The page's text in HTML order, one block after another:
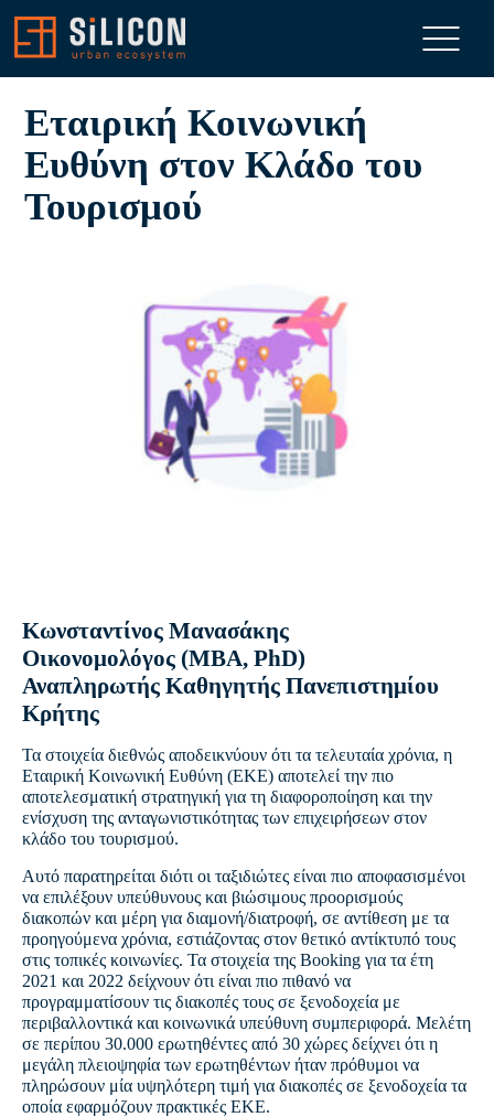
Εταιρική Κοινωνική
Ευθύνη στον Κλάδο του
Τουρισμού
Κωνσταντίνος Μανασάκης
Οικονομολόγος (MBA, PhD)
Αναπληρωτής Καθηγητής Πανεπιστημίου
Κρήτης
Τα στοιχεία διεθνώς αποδεικνύουν ότι τα τελευταία χρόνια, η
Εταιρική Κοινωνική Ευθύνη (ΕΚΕ) αποτελεί την πιο
αποτελεσματική στρατηγική για τη διαφοροποίηση και την
ενίσχυση της ανταγωνιστικότητας των επιχειρήσεων στον
κλάδο του τουρισμού.
Αυτό παρατηρείται διότι οι ταξιδιώτες είναι πιο αποφασισμένοι
να επιλέξουν υπεύθυνους και βιώσιμους προορισμούς
διακοπών και μέρη για διαμονή/διατροφή, σε αντίθεση με τα
προηγούμενα χρόνια, εστιάζοντας στον θετικό αντίκτυπό τους
στις τοπικές κοινωνίες. Τα στοιχεία της Booking για τα έτη
2021 και 2022 δείχνουν ότι είναι πιο πιθανό να
προγραμματίσουν τις διακοπές τους σε ξενοδοχεία με
περιβαλλοντικά και κοινωνικά υπεύθυνη συμπεριφορά. Μελέτη
σε περίπου 30.000 ερωτηθέντες από 30 χώρες δείχνει ότι η
μεγάλη πλειοψηφία των ερωτηθέντων ήταν πρόθυμοι να
πληρώσουν μία υψηλότερη τιμή για διακοπές σε ξενοδοχεία τα
οποία εφαρμόζουν πρακτικές ΕΚΕ.